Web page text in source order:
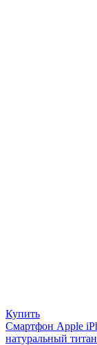
Купить
Смартфон Apple
натуральный титан